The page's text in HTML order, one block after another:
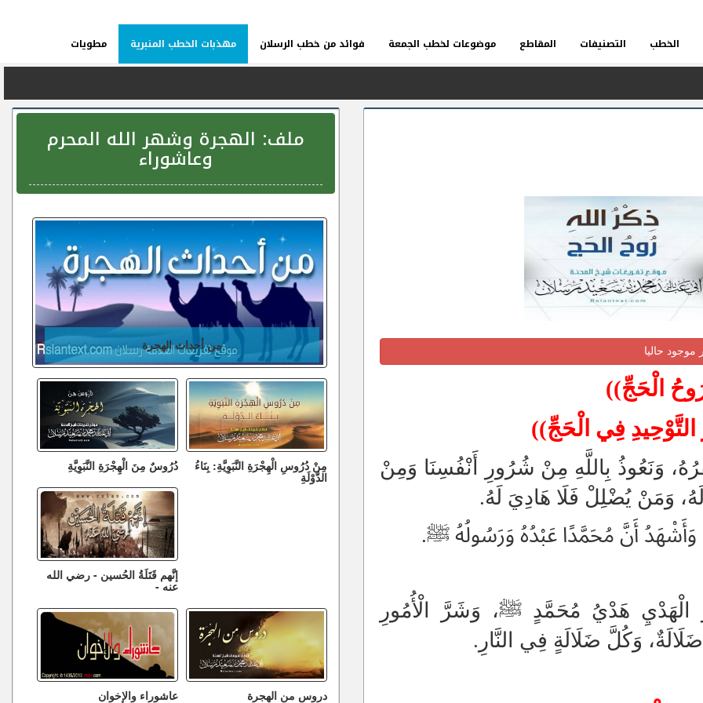
الخطب التصنيفات المقاطع موضوعات لخطب الجمعة فوائد من خطب الرسلان مهذبات الخطب المنبرية مطويات
وَالنَّظَرِ وَالسَّمَاعِ الْمُحَرَّمِ
ثُمَّ التَّصْدِيقُ وَالتَّسْلِيمُ
الْحَجِّ))
فِي الْحَجِّ))
وَنَعُوذُ بِاللَّهِ مِنْ شُرُورِ أَنْفُسِنَا وَمِنْ
وَمَنْ يُضْلِلْ فَلَا هَادِيَ لَهُ.
وَأَشْهَدُ أَنَّ مُحَمَّدًا عَبْدُهُ وَرَسُولُهُ ﷺ.
الْهَدْيِ هَدْيُ مُحَمَّدٍ ﷺ، وَشَرَّ الْأُمُورِ
وَكُلَّ ضَلَالَةٍ فِي النَّارِ.
ملف: الهجرة وشهر الله المحرم
وعاشوراء
من أحداث الهجرة
مِنْ دُرُوسِ الْهِجْرَةِ النَّبَوِيَّةِ: بِنَاءُ
الدَّوْلَةِ
دُرُوسٌ مِنَ الْهِجْرَةِ النَّبَوِيَّةِ
إنَّهم قَتَلَةُ الحُسين - رضي الله
عنه -
دروس من الهجرة عاشوراء والإخوان